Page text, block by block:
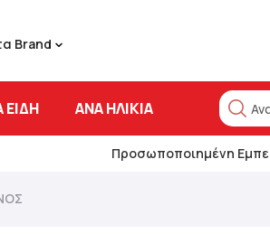
Brand
ΕΊΔΗ ΑΝΆ ΗΛΙΚΊΑ
Προσωποποιημένη